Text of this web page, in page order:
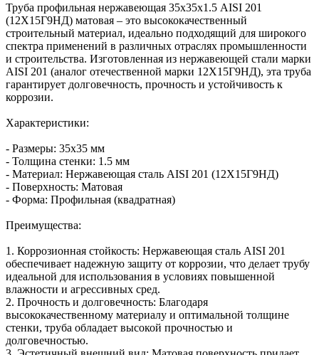
Труба профильная нержавеющая 35х35х1.5 AISI 201
(12Х15Г9НД) матовая – это высококачественный
строительный материал, идеально подходящий для широкого
спектра применений в различных отраслях промышленности
и строительства. Изготовленная из нержавеющей стали марки
AISI 201 (аналог отечественной марки 12Х15Г9НД), эта труба
гарантирует долговечность, прочность и устойчивость к
коррозии.
Характеристики:
- Размеры: 35х35 мм
- Толщина стенки: 1.5 мм
- Материал: Нержавеющая сталь AISI 201 (12Х15Г9НД)
- Поверхность: Матовая
- Форма: Профильная (квадратная)
Преимущества:
1. Коррозионная стойкость: Нержавеющая сталь AISI 201
обеспечивает надежную защиту от коррозии, что делает трубу
идеальной для использования в условиях повышенной
влажности и агрессивных сред.
2. Прочность и долговечность: Благодаря
высококачественному материалу и оптимальной толщине
стенки, труба обладает высокой прочностью и
долговечностью.